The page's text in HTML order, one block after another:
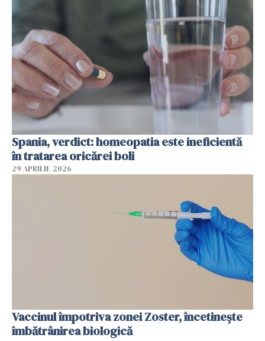
Spania, verdict: homeopatia este ineficientă
în tratarea oricărei boli
29 APRILIE 2026
Vaccinul împotriva zonei Zoster, încetinește
îmbătrânirea biologică